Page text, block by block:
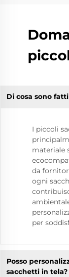
Di cosa sono
I piccoli
materiale
da
ogni
per
Posso
sacchetti in tela?